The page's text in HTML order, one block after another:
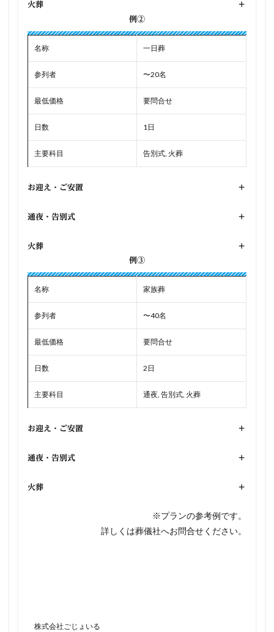
火葬
+
例②
名称 一日葬
参列者 〜20名
最低価格 要問合せ
日数 1日
主要科目 告別式, 火葬
お迎え・ご安置 +
通夜・告別式 +
火葬
+
例③
名称 家族葬
参列者 〜40名
最低価格 要問合せ
日数 2日
主要科目 通夜, 告別式, 火葬
お迎え・ご安置 +
通夜・告別式 +
火葬 +
※プランの参考例です。
詳しくは葬儀社へお問合せください。
株式会社ごじょいる